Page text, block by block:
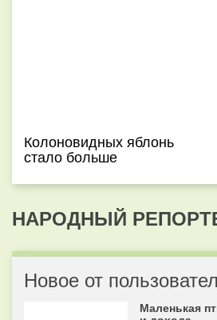
Колоновидных яблонь
стало больше
НАРОДНЫЙ
Новое от
Маленькая